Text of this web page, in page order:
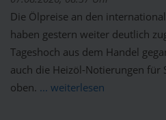
Die Ölpreise an den
haben gestern weiter deutlich
Tageshoch aus dem Handel
auch die Heizöl-Notierungen für
oben. ... weiterlesen